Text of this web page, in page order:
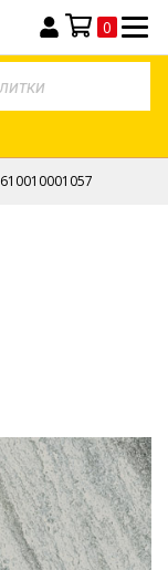
Моя корзина
0
610010001057